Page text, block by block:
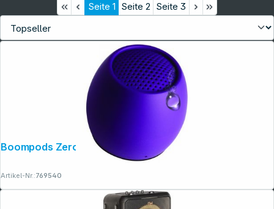
Seite 1 Seite 2 Seite 3
Boompods Zero Purple
Artikel-Nr.:769540